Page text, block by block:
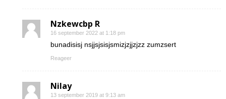
Nzkewcbp R
16 september 2022 at 1:18 pm
bunadisisj nsjjsjsisjsmizjzjjzjzz zumzsert
Reageer
Nilay
13 september 2019 at 9:13 am